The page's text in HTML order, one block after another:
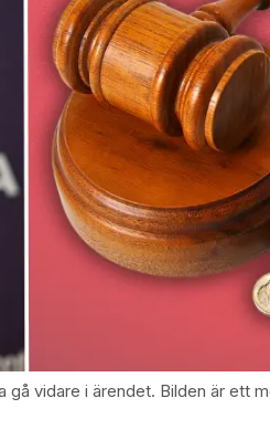
vidare i ärendet. Bilden är ett